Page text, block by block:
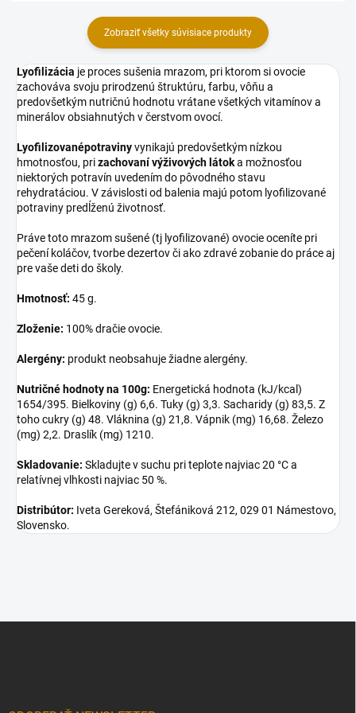
Zobraziť všetky súvisiace produkty
Lyofilizácia je proces sušenia mrazom, pri ktorom si ovocie
zachováva svoju prirodzenú štruktúru, farbu, vôňu a
predovšetkým nutričnú hodnotu vrátane všetkých vitamínov a
minerálov obsiahnutých v čerstvom ovocí.
Lyofilizovanépotravinyvynikajú predovšetkým nízkou
hmotnosťou, prizachovaní výživových látoka možnosťou
niektorých potravín uvedením do pôvodného stavu
rehydratáciou. V závislosti od balenia majú potom lyofilizované
potraviny predĺženú životnosť.
Práve toto mrazom sušené (tj lyofilizované) ovocie oceníte pri
pečení koláčov, tvorbe dezertov či ako zdravé zobanie do práce aj
pre vaše deti do školy.
Hmotnosť: 45 g.
Zloženie: 100% dračie ovocie.
Alergény: produkt neobsahuje žiadne alergény.
Nutričné ​​hodnoty na 100g: Energetická hodnota (kJ/kcal)
1654/395. Bielkoviny (g) 6,6. Tuky (g) 3,3. Sacharidy (g) 83,5. Z
toho cukry (g) 48. Vláknina (g) 21,8. Vápnik (mg) 16,68. Železo
(mg) 2,2. Draslík (mg) 1210.
Skladovanie: Skladujte v suchu pri teplote najviac 20 °C a
relatívnej vlhkosti najviac 50 %.
Distribútor: Iveta Gereková, Štefániková 212, 029 01 Námestovo,
Slovensko.